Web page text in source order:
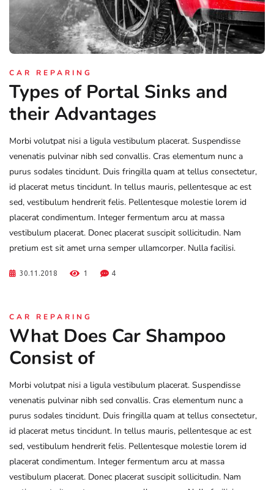
CAR REPARING
Types of Portal Sinks and
their Advantages
Morbi volutpat nisi a ligula vestibulum placerat. Suspendisse
venenatis pulvinar nibh sed convallis. Cras elementum nunc a
purus sodales tincidunt. Duis fringilla quam at tellus consectetur,
id placerat metus tincidunt. In tellus mauris, pellentesque ac est
sed, vestibulum hendrerit felis. Pellentesque molestie lorem id
placerat condimentum. Integer fermentum arcu at massa
vestibulum placerat. Donec placerat suscipit sollicitudin. Nam
pretium est sit amet urna semper ullamcorper. Nulla facilisi.
30.11.2018 1 4
CAR REPARING
What Does Car Shampoo
Consist of
Morbi volutpat nisi a ligula vestibulum placerat. Suspendisse
venenatis pulvinar nibh sed convallis. Cras elementum nunc a
purus sodales tincidunt. Duis fringilla quam at tellus consectetur,
id placerat metus tincidunt. In tellus mauris, pellentesque ac est
sed, vestibulum hendrerit felis. Pellentesque molestie lorem id
placerat condimentum. Integer fermentum arcu at massa
vestibulum placerat. Donec placerat suscipit sollicitudin. Nam